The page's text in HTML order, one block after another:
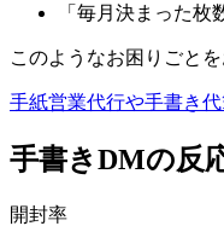
「毎月決まった枚
このようなお困りごと
手紙営業代行や手書き
手書きDMの反
開封率